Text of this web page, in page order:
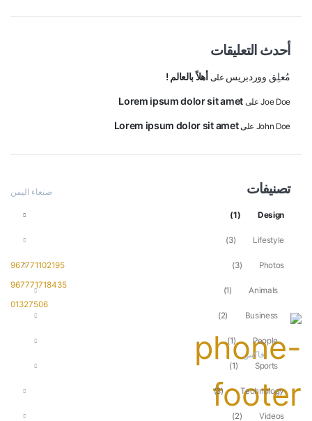
أحدث التعليقات
مُعلِق ووردبريس على أهلاً بالعالم !
Joe DoeعلىLorem ipsum dolor sit amet
John Doe علىLorem ipsum dolor sit amet
تصنيفات
Design
(1)
Lifestyle
(3)
Photos
(3)
Animals
(1)
Business
(2)
People
(1)
Sports
(1)
Technology
(3)
Videos
(2)
صنعاء اليمن
تواصل معنا
ارقام التواصل
967771102195
967771718435
01327506
فاكس
01327506